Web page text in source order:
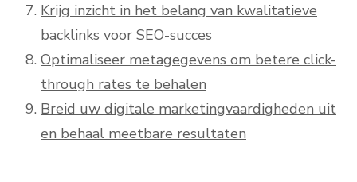
Krijg inzicht in het belang van kwalitatieve
backlinks voor SEO-succes
Optimaliseer metagegevens om betere click-
through rates te behalen
Breid uw digitale marketingvaardigheden uit
en behaal meetbare resultaten